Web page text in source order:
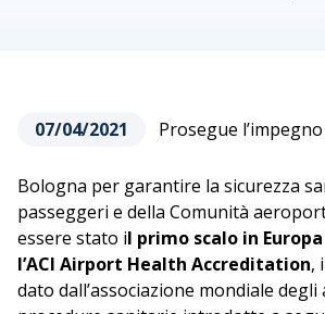
07/04/2021 Prosegue
Bologna per garantire la sicurezza
passeggeri e della Comunità
essere stato il primo scalo in
l’ACI Airport Health Accreditation,
dato dall’associazione mondiale